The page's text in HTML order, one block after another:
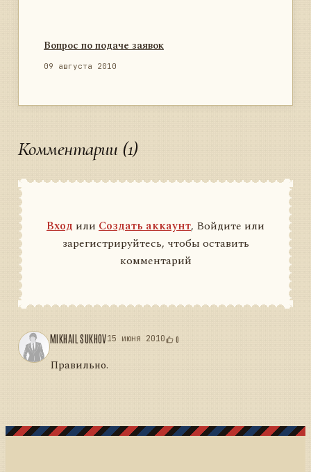
Вопрос по подаче заявок
09 августа 2010
Комментарии (1)
Вход или Создать аккаунт, Войдите или
зарегистрируйтесь, чтобы оставить
комментарий
MIKHAIL SUKHOV15 июня 2010 0
Правильно.